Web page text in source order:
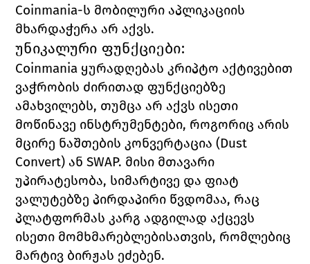
Coinmania-ს მობილური აპლიკაციის
მხარდაჭერა არ აქვს.
უნიკალური ფუნქციები:
Coinmania ყურადღებას კრიპტო აქტივებით
ვაჭრობის ძირითად ფუნქციებზე
ამახვილებს, თუმცა არ აქვს ისეთი
მოწინავე ინსტრუმენტები, როგორიც არის
მცირე ნაშთების კონვერტაცია (Dust
Convert) ან SWAP. მისი მთავარი
უპირატესობა, სიმარტივე და ფიატ
ვალუტებზე პირდაპირი წვდომაა, რაც
პლატფორმას კარგ ადგილად აქცევს
ისეთი მომხმარებლებისათვის, რომლებიც
მარტივ ბირჟას ეძებენ.